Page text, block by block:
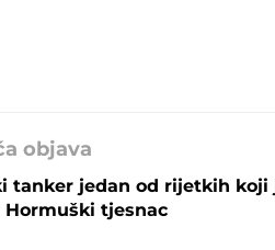
objava
tanker jedan od rijetkih koji
Hormuški tjesnac